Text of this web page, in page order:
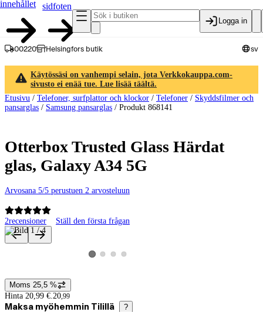
innehållet
sidfoten
Logga in
00220 Helsingfors butik sv
Käytössäsi on vanhempi selain, jota Verkkokauppa.com-
sivusto ei enää tue. Lue lisää täältä.
Etusivu / Telefoner, surfplattor och klockor / Telefoner / Skyddsfilmer och
pansarglas / Samsung pansarglas / Produkt 868141
Otterbox Trusted Glass Härdat
glas, Galaxy A34 5G
Arvosana 5/5 perustuen 2 arvosteluun
2recensioner Ställ den första frågan
Produktbilder och videor
Visa produktbild 1
Visa produktbild 2
Visa produktbild 3
Visa produktbild 4
Prisinformation
Moms 25,5 %
Hinta 20,99 €. 20,99
Maksa myöhemmin Tilillä ?